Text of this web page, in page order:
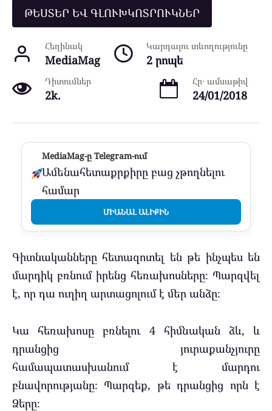
ԹԵՍՏԵՐ ԵՎ ԳԼՈՒԽԿՈՏՐՈՒԿՆԵՐ
Հեղինակ
MediaMag
Կարդալու տևողությունը
2 րոպե
Դիտումներ
2k.
Հր․ ամսաթիվ
24/01/2018
MediaMag-ը Telegram-ում
Ամենահետաքրքիրը բաց չթողնելու
համար
ՄԻԱՆԱԼ ԱԼԻՔԻՆ
Գիտնականները հետազոտել են թե ինչպես են
մարդիկ բռնում իրենց հեռախոսները։ Պարզվել
է, որ դա ուղիղ արտացոլում է մեր անձը։
Կա հեռախոսը բռնելու 4 հիմնական ձև, և
դրանցից յուրաքանչյուրը
համապատասխանում է մարդու
բնավորությանը։ Պարզեք, թե դրանցից որն է
Ձերը։